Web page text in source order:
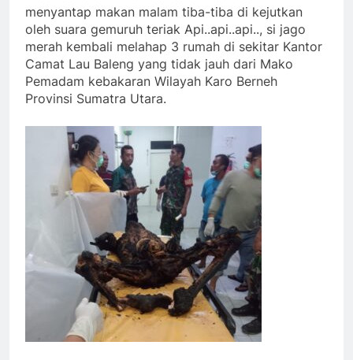
menyantap makan malam tiba-tiba di kejutkan
oleh suara gemuruh teriak Api..api..api.., si jago
merah kembali melahap 3 rumah di sekitar Kantor
Camat Lau Baleng yang tidak jauh dari Mako
Pemadam kebakaran Wilayah Karo Berneh
Provinsi Sumatra Utara.